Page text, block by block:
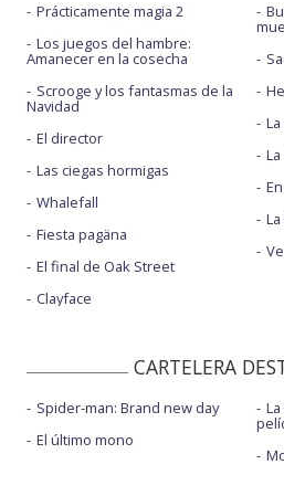
Prácticamente magia 2
Los juegos del hambre:
Amanecer en la cosecha
Scrooge y los fantasmas de la
Navidad
El director
Las ciegas hormigas
Whalefall
Fiesta pagäna
El final de Oak Street
Clayface
CARTELERA
Spider-man: Brand new day
El último mono